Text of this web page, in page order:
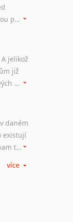
translation). Do češtiny je tento termín většinou překládán jako počítačem podporovaný překlad či překlad podporovaný počítačem. Nástroje CAT ukládají překládané fráze a při dalším překladu vám je automaticky nabízejí, takže se již nemusíte zdržovat s jejich dalším překládáním.
jelikož
již
odzvonilo. Pomocí kvalitních online překladových slovníků již nemusíte únavně listovat alfabetickým schématem uspořádání, stačí napsat vstupní frázi a dřív, než řeknete švec, vyskočí vám hledaný výraz.
daném
existují
výkladové slovníky, díky kterým je možné význam takovýchto frází rozklíčovat.
více